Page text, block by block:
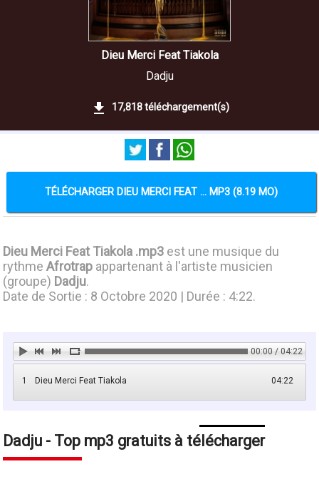
Dieu Merci Feat Tiakola
Dadju
17,818 téléchargement(s)
TÉLÉCHARGER DIEU MERCI FEAT ... MP3 (8.19 MO)
Dieu Merci Feat Tiakola .mp3 est une musique du
rythmeAfrotrap appartenant à l'artiste musicien
(groupe) Dadju.
Date de Sortie : 8 Octobre 2020 | Durée : 4:22.
00:00 / 04:22
1 04:22
Dieu Merci Feat Tiakola
Dadju - Top mp3 gratuits à télécharger